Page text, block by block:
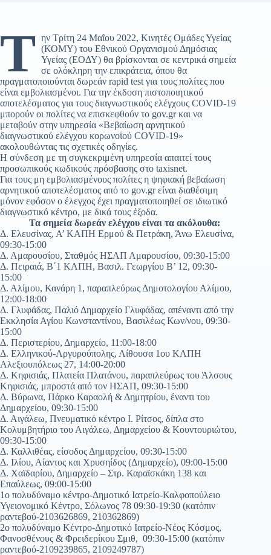
Τ ην Τρίτη 24 Μαΐου 2022, Κινητές Ομάδες Υγείας
(ΚΟΜΥ) του Εθνικού Οργανισμού Δημόσιας
Υγείας (ΕΟΔΥ) θα βρίσκονται σε κεντρικά σημεία
σε ολόκληρη την επικράτεια, όπου θα
πραγματοποιούνται δωρεάν rapid test για τους πολίτες που
είναι εμβολιασμένοι. Για την έκδοση πιστοποιητικού
αποτελέσματος για τους διαγνωστικούς ελέγχους COVID-19
μπορούν οι πολίτες να επισκεφθούν το gov.gr και να
μεταβούν στην υπηρεσία «Βεβαίωση αρνητικού
διαγνωστικού ελέγχου κορωνοϊού COVID-19»
ακολουθώντας τις σχετικές οδηγίες.
Η σύνδεση με τη συγκεκριμένη υπηρεσία απαιτεί τους
προσωπικούς κωδικούς πρόσβασης στο taxisnet.
Για τους μη εμβολιασμένους πολίτες η ψηφιακή βεβαίωση
αρνητικού αποτελέσματος από το gov.gr είναι διαθέσιμη
μόνον εφόσον ο έλεγχος έχει πραγματοποιηθεί σε ιδιωτικό
διαγνωστικό κέντρο, με δικά τους έξοδα.
Τα σημεία δωρεάν ελέγχου είναι τα ακόλουθα:
Δ. Ελευσίνας, Α’ ΚΑΠΗ Ερμού & Πετράκη, Άνω Ελευσίνα,
09:30-15:00
Δ. Αμαρουσίου, Σταθμός ΗΣΑΠ Αμαρουσίου, 09:30-15:00
Δ. Πειραιά, Β΄1 ΚΑΠΗ, Βασιλ. Γεωργίου Β’ 12, 09:30-
15:00
Δ. Αλίμου, Κανάρη 1, παραπλεύρως Δημοτολογίου Αλίμου,
12:00-18:00
Δ. Γλυφάδας, Παλιό Δημαρχείο Γλυφάδας, απέναντι από την
Εκκλησία Αγίου Κωνσταντίνου, Βασιλέως Κων/νου, 09:30-
15:00
Δ. Περιστερίου, Δημαρχείο, 11:00-18:00
Δ. Ελληνικού-Αργυρούπολης, Αίθουσα 1ου ΚΑΠΗ
Αλεξιουπόλεως 27, 14:00-20:00
Δ. Κηφισιάς, Πλατεία Πλατάνου, παραπλεύρως του Άλσους
Κηφισιάς, μπροστά από τον ΗΣΑΠ, 09:30-15:00
Δ. Βύρωνα, Πάρκο Καραολή & Δημητρίου, έναντι του
Δημαρχείου, 09:30-15:00
Δ. Αιγάλεω, Πνευματικό κέντρο Ι. Ρίτσος, δίπλα στο
Κολυμβητήριο του Αιγάλεω, Δημαρχείου & Κουντουριώτου,
09:30-15:00
Δ. Καλλιθέας, είσοδος Δημαρχείου, 09:30-15:00
Δ. Ιλίου, Αίαντος και Χρυσηίδος (Δημαρχείο), 09:00-15:00
Δ. Χαϊδαρίου, Δημαρχείο – Στρ. Καραϊσκάκη 138 και
Επαύλεως, 09:00-15:00
1ο πολυδύναμο κέντρο-Δημοτικό Ιατρείο-Καλφοπούλειο
Υγειονομικό Κέντρο, Σόλωνος 78 09:30-19:30 (κατόπιν
ραντεβού-2103626869, 210362869)
2ο πολυδύναμο Κέντρο-Δημοτικό Ιατρείο-Νέος Κόσμος,
Φανοσθένους & Φρειδερίκου Σμιθ, 09:30-15:00 (κατόπιν
ραντεβού-2109239865, 2109249787)